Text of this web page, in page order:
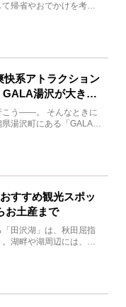
帰省やおでかけを考え
快系アトラクション
湯沢が大きく
こう――。 そんなときに
湯沢町にある「GALA湯
すすめ観光スポッ
お土産まで
田沢湖」は、秋田屈指
湖畔や湖周辺には、田